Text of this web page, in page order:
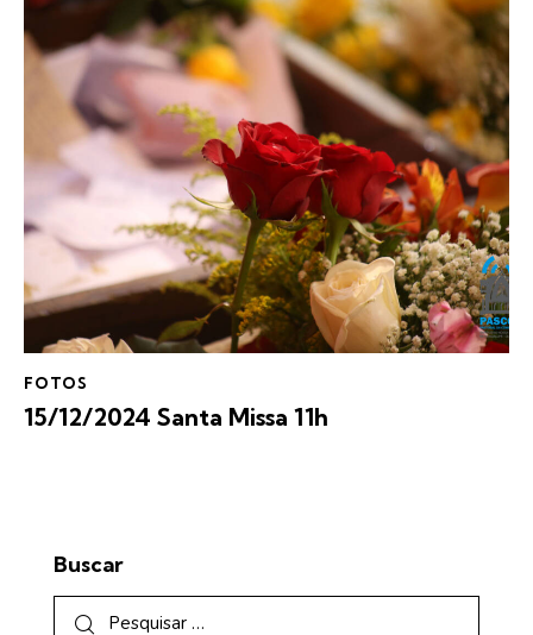
FOTOS
15/12/2024 Santa Missa 11h
Buscar